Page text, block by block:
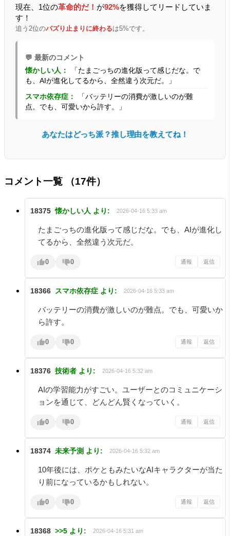
現在、1位の革命的だ！ が92%を獲得してリードしていま
す！
追う2位のバズり止まりに終わるは5%です。
💬 最新のコメント
懐かしい人：
「たまごっちの進化版って感じだな。で
も、AIが進化してるから、全然違う次元だ。」
スマホ依存症：
「バッテリーの消費が激しいのが難
点。でも、可愛いから許す。」
あなたはどっち派？推し理由を教えてね！
コメント一覧 （17件）
18375 懐かしい人 より: 2026-04-16 5:33 am
たまごっちの進化版って感じだな。でも、AIが進化し
てるから、全然違う次元だ。
0 0 通報 返信
18366 スマホ依存症 より: 2026-04-16 5:33 am
バッテリーの消費が激しいのが難点。でも、可愛いか
ら許す。
0 0 通報 返信
18376 技術者 より: 2026-04-16 5:32 am
AIの学習能力がすごい。ユーザーとのコミュニケーシ
ョンを通じて、どんどん賢くなっていく。
0 0 通報 返信
18374 未来予測 より: 2026-04-16 5:32 am
10年後には、ポケともみたいなAIキャラクターが当た
り前になっているかもしれない。
0 0 通報 返信
18368 >>5 より: 2026-04-16 5:31 am